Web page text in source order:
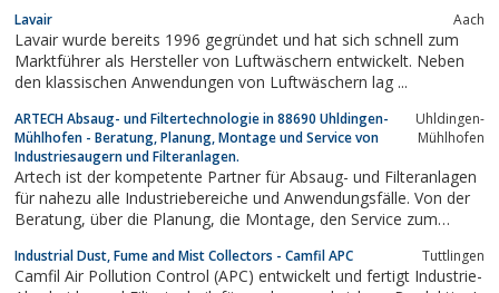
Lavair Aach
Lavair wurde bereits 1996 gegründet und hat sich schnell zum
Marktführer als Hersteller von Luftwäschern entwickelt. Neben
den klassischen Anwendungen von Luftwäschern lag ...
ARTECH Absaug- und Filtertechnologie in 88690 Uhldingen-
Mühlhofen - Beratung, Planung, Montage und Service von
Industriesaugern und Filteranlagen.
Uhldingen-
Mühlhofen
Artech ist der kompetente Partner für Absaug- und Filteranlagen
für nahezu alle Industriebereiche und Anwendungsfälle. Von der
Beratung, über die Planung, die Montage, den Service zum
Industrial Dust, Fume and Mist Collectors - Camfil APC Tuttlingen
Camfil Air Pollution Control (APC) entwickelt und fertigt Industrie-